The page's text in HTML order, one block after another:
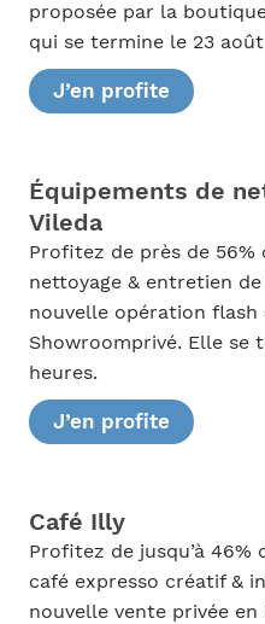
proposée par la
qui se termine le 23
J’en profite
Équipements de
Vileda
Profitez de près de 56%
nettoyage & entretien
nouvelle opération flash
Showroomprivé. Elle se
heures.
J’en profite
Café Illy
Profitez de jusqu’à 46%
café expresso créatif &
nouvelle vente privée